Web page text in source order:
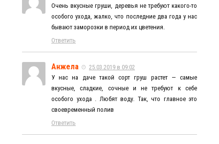
Очень вкусные груши, деревья не требуют какого-то
особого ухода, жалко, что последние два года у нас
бывают заморозки в период их цветения.
Ответить
Анжела
25.03.2019 в 09:02
У нас на даче такой сорт груш растет — самые
вкусные, сладкие, сочные и не требуют к себе
особого ухода . Любят воду. Так, что главное это
своевременный полив
Ответить